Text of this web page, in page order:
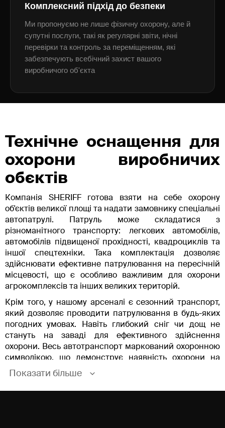
Комплексний підхід до безпеки
Ми пропонуємо не лише фізичну охорону, але й
супутні послуги, такі як регулярні звіти, нічні
перевірки та контроль за переміщенням, які
забезпечують всебічний захист вашого
виробничого об'єкта
Технічне оснащення для
охорони виробничих
обєктів
Компанія SHERIFF готова взяти на себе охорону
об'єктів великої площі та надати замовнику спеціальні
автопатрулі. Патруль може складатися з
різноманітного транспорту: легкових автомобілів,
автомобілів підвищеної прохідності, квадроциклів та
іншої спецтехніки. Така комплектація дозволяє
здійснювати ефективне патрулювання на пересічній
місцевості, що є особливо важливим для охорони
агрокомплексів та інших великих територій.
Крім того, у нашому арсеналі є сезонний транспорт,
який дозволяє проводити патрулювання в будь-яких
погодних умовах. Навіть глибокий сніг чи дощ не
стануть на заваді для ефективного здійснення
охорони. Весь автотранспорт маркований охоронною
символікою, що демонструє наявність охорони на
об'єкті та може відлякати потенційних
Показати більше